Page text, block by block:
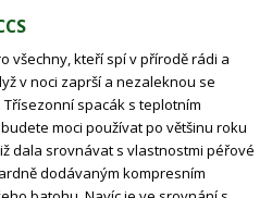
všechny, kteří spí v přírodě rádi a
v noci zaprší a nezaleknou se
spacák s teplotním
moci používat po většinu roku
dala srovnávat s vlastnostmi péřové
dodávaným kompresním